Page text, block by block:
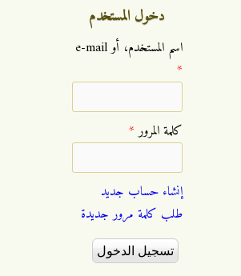
دخول المستخدم
‏اسم المستخدم، أو e-mail
*
‏كلمة المرور ‏*
إنشاء حساب جديد
طلب كلمة مرور جديدة